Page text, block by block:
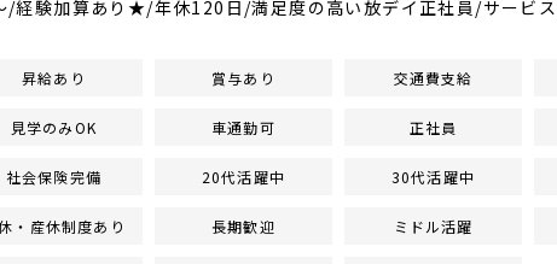
/経験加算あり★/年休120日/満足度の高い放デイ正社員/サービ
昇給あり 賞与あり 交通費支給
見学のみOK 車通勤可 正社員
社会保険完備 20代活躍中 30代活躍中
・産休制度あり 長期歓迎 ミドル活躍